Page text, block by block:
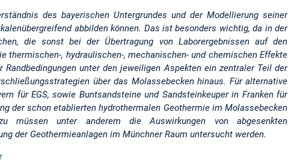
des bayerischen Untergrundes und der Modellierung seiner
abbilden können. Das ist besonders wichtig, da in der
die sonst bei der Übertragung von Laborergebnissen auf den
thermischen-, hydraulischen-, mechanischen- und chemischen Effekte
unter den jeweiligen Aspekten ein zentraler Teil der
über das Molassebecken hinaus. Für alternative
für EGS, sowie Buntsandsteine und Sandsteinkeuper in Franken für
der schon etablierten hydrothermalen Geothermie im Molassebecken
müssen unter anderem die Auswirkungen von abgesenkten
der Geothermieanlagen im Münchner Raum untersucht werden.